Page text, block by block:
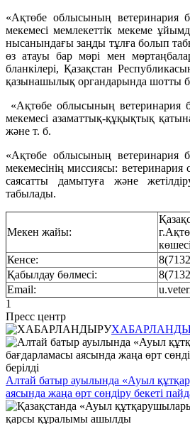
«Ақтөбе облысының ветеринария
мекемесі мемлекеттік мекеме
нысанындағы заңды тұлға болып
өз атауы бар мөрі мен
бланкілері, Қазақстан
қазынашылық органдарында шотты
«Ақтөбе облысының ветеринария
мекемесі азаматтық-құқықтық
және т. б.
«Ақтөбе облысының ветеринария
мекемесінің миссиясы: ветеринария
саясатты дамытуға және
табылады.
Мекен жайы:
Кенсе:
Қабылдау бөлмесі:
Email:
1
Пресс центр
Алтай батыр ауылында «Ауыл
аясында жаңа өрт сөндіру бекеті